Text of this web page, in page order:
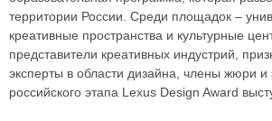
территории России. Среди площадок –
креативные пространства и культурные
представители креативных индустрий,
эксперты в области дизайна, члены жюри и
российского этапа Lexus Design Award